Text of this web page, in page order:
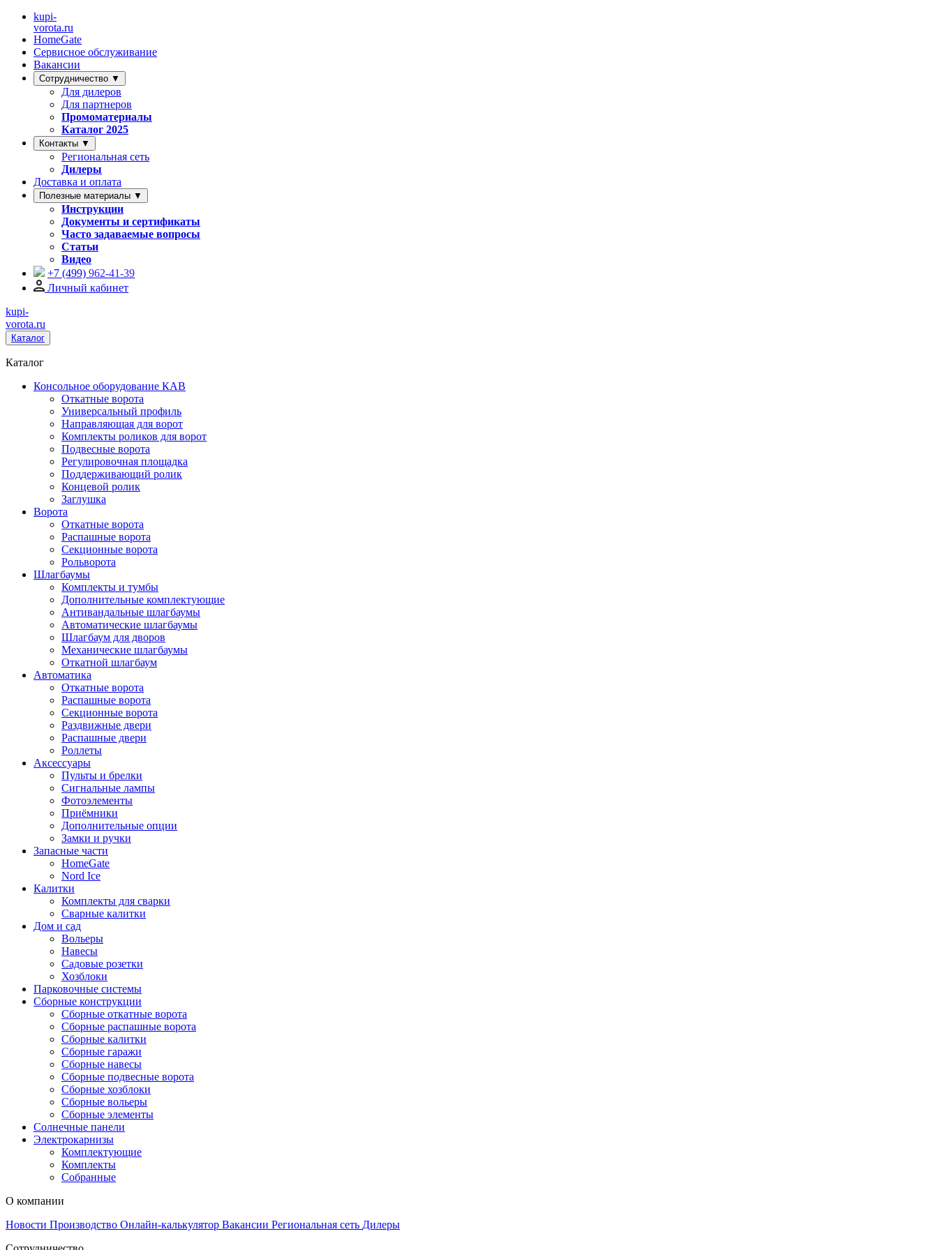
kupi-
vorota.ru
HomeGate
Сервисное обслуживание
Вакансии
Сотрудничество ▼
Для дилеров
Для партнеров
Промоматериалы
Каталог 2025
Контакты ▼
Региональная сеть
Дилеры
Доставка и оплата
Полезные материалы ▼
Инструкции
Документы и сертификаты
Часто задаваемые вопросы
Статьи
Видео
+7 (499) 962-41-39
Личный кабинет
kupi-
vorota.ru
Каталог
Каталог
Консольное оборудование КАВ
Откатные ворота
Универсальный профиль
Направляющая для ворот
Комплекты роликов для ворот
Подвесные ворота
Регулировочная площадка
Поддерживающий ролик
Концевой ролик
Заглушка
Ворота
Откатные ворота
Распашные ворота
Секционные ворота
Рольворота
Шлагбаумы
Комплекты и тумбы
Дополнительные комплектующие
Антивандальные шлагбаумы
Автоматические шлагбаумы
Шлагбаум для дворов
Механические шлагбаумы
Откатной шлагбаум
Автоматика
Откатные ворота
Распашные ворота
Секционные ворота
Раздвижные двери
Распашные двери
Роллеты
Аксессуары
Пульты и брелки
Сигнальные лампы
Фотоэлементы
Приёмники
Дополнительные опции
Замки и ручки
Запасные части
HomeGate
Nord Ice
Калитки
Комплекты для сварки
Сварные калитки
Дом и сад
Вольеры
Навесы
Садовые розетки
Хозблоки
Парковочные системы
Сборные конструкции
Сборные откатные ворота
Сборные распашные ворота
Сборные калитки
Сборные гаражи
Сборные навесы
Сборные подвесные ворота
Сборные хозблоки
Сборные вольеры
Сборные элементы
Солнечные панели
Электрокарнизы
Комплектующие
Комплекты
Собранные
О компании
Новости Производство Онлайн-калькулятор Вакансии Региональная сеть Дилеры